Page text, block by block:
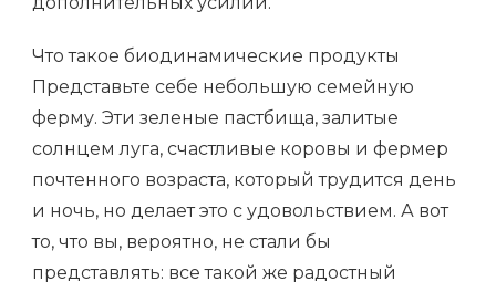
Что такое биодинамические продукты
Представьте себе небольшую семейную
ферму. Эти зеленые пастбища, залитые
солнцем луга, счастливые коровы и фермер
почтенного возраста, который трудится день
и ночь, но делает это с удовольствием. А вот
то, что вы, вероятно, не стали бы
представлять: все такой же радостный